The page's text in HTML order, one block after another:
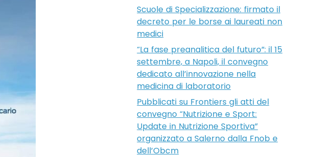
Scuole di Specializzazione: firmato il
decreto per le borse ai laureati non
medici
“La fase preanalitica del futuro”: il 15
settembre, a Napoli, il convegno
dedicato all’innovazione nella
medicina di laboratorio
Pubblicati su Frontiers gli atti del
convegno “Nutrizione e Sport:
Update in Nutrizione Sportiva”
organizzato a Salerno dalla Fnob e
dell’Obcm